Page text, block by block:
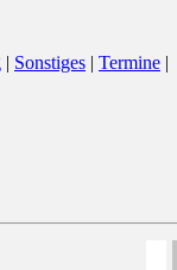
| Sonstiges | Termine |